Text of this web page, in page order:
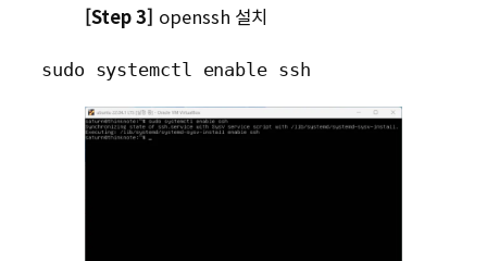
[Step 3] openssh 설치
sudo systemctl enable ssh